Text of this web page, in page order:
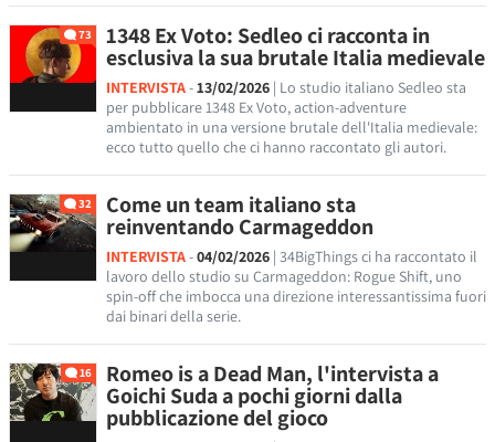
73 1348 Ex Voto: Sedleo ci racconta in
esclusiva la sua brutale Italia medievale
INTERVISTA-13/02/2026 | Lo studio italiano Sedleo sta
per pubblicare 1348 Ex Voto, action-adventure
ambientato in una versione brutale dell'Italia medievale:
ecco tutto quello che ci hanno raccontato gli autori.
32 Come un team italiano sta
reinventando Carmageddon
INTERVISTA-04/02/2026 | 34BigThings ci ha raccontato il
lavoro dello studio su Carmageddon: Rogue Shift, uno
spin-off che imbocca una direzione interessantissima fuori
dai binari della serie.
16 Romeo is a Dead Man, l'intervista a
Goichi Suda a pochi giorni dalla
pubblicazione del gioco